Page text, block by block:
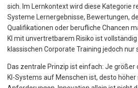
sich. Im Lernkontext wird diese Kategorie
Systeme Lern­ergebnisse, Bewertungen,
Qualifikationen oder berufliche Chancen
KI mit unvertretbarem Risiko ist
klassischen Corporate Training jedoch nur
Das zentrale Prinzip ist einfach: Je größer
KI-Systems auf Menschen ist, desto